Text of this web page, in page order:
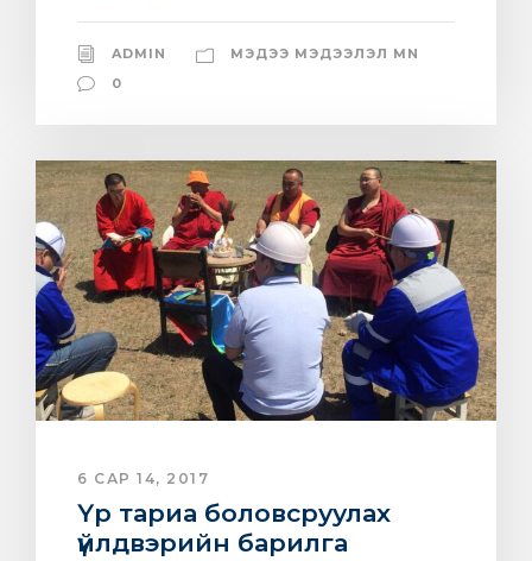
ADMIN
МЭДЭЭ МЭДЭЭЛЭЛ MN
0
6 САР 14, 2017
Үр тариа боловсруулах
үйлдвэрийн барилга